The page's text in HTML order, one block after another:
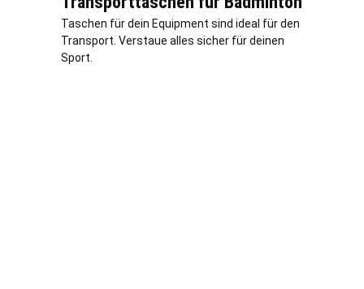
Taschen für dein Equipment sind ideal für den
Transport. Verstaue alles sicher für deinen
Sport.